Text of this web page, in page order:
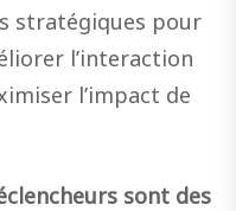
stratégiques pour
l’interaction
l’impact de
sont des